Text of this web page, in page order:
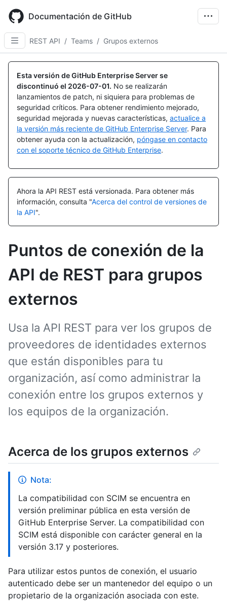
main
content
Documentación de GitHub
REST API / Teams / Grupos externos
Esta versión de GitHub Enterprise Server se
discontinuó el 2026-07-01. No se realizarán
lanzamientos de patch, ni siquiera para problemas de
seguridad críticos. Para obtener rendimiento mejorado,
seguridad mejorada y nuevas características, actualice a
la versión más reciente de GitHub Enterprise Server. Para
obtener ayuda con la actualización, póngase en contacto
con el soporte técnico de GitHub Enterprise.
Ahora la API REST está versionada. Para obtener más
información, consulta "Acerca del control de versiones de
la API".
Puntos de conexión de la
API de REST para grupos
externos
Usa la API REST para ver los grupos de
proveedores de identidades externos
que están disponibles para tu
organización, así como administrar la
conexión entre los grupos externos y
los equipos de la organización.
Acerca de los grupos externos
Nota:
La compatibilidad con SCIM se encuentra en
versión preliminar pública en esta versión de
GitHub Enterprise Server. La compatibilidad con
SCIM está disponible con carácter general en la
versión 3.17 y posteriores.
Para utilizar estos puntos de conexión, el usuario
autenticado debe ser un mantenedor del equipo o un
propietario de la organización asociada con este.
Nombre,
Tipo,
Descripción
Nombre,
Tipo,
Descripción
Nombre,
Tipo,
Descripción
Nombre,
Tipo,
Descripción
Nombre,
Tipo,
Descripción
Nombre,
Tipo,
Descripción
Nombre,
Tipo,
Descripción
Nombre,
Tipo,
Descripción
Nombre,
Tipo,
Descripción
Nombre,
Tipo,
Descripción
Nombre,
Tipo,
Descripción
Nombre,
Tipo,
Descripción
Nombre,
Tipo,
Descripción